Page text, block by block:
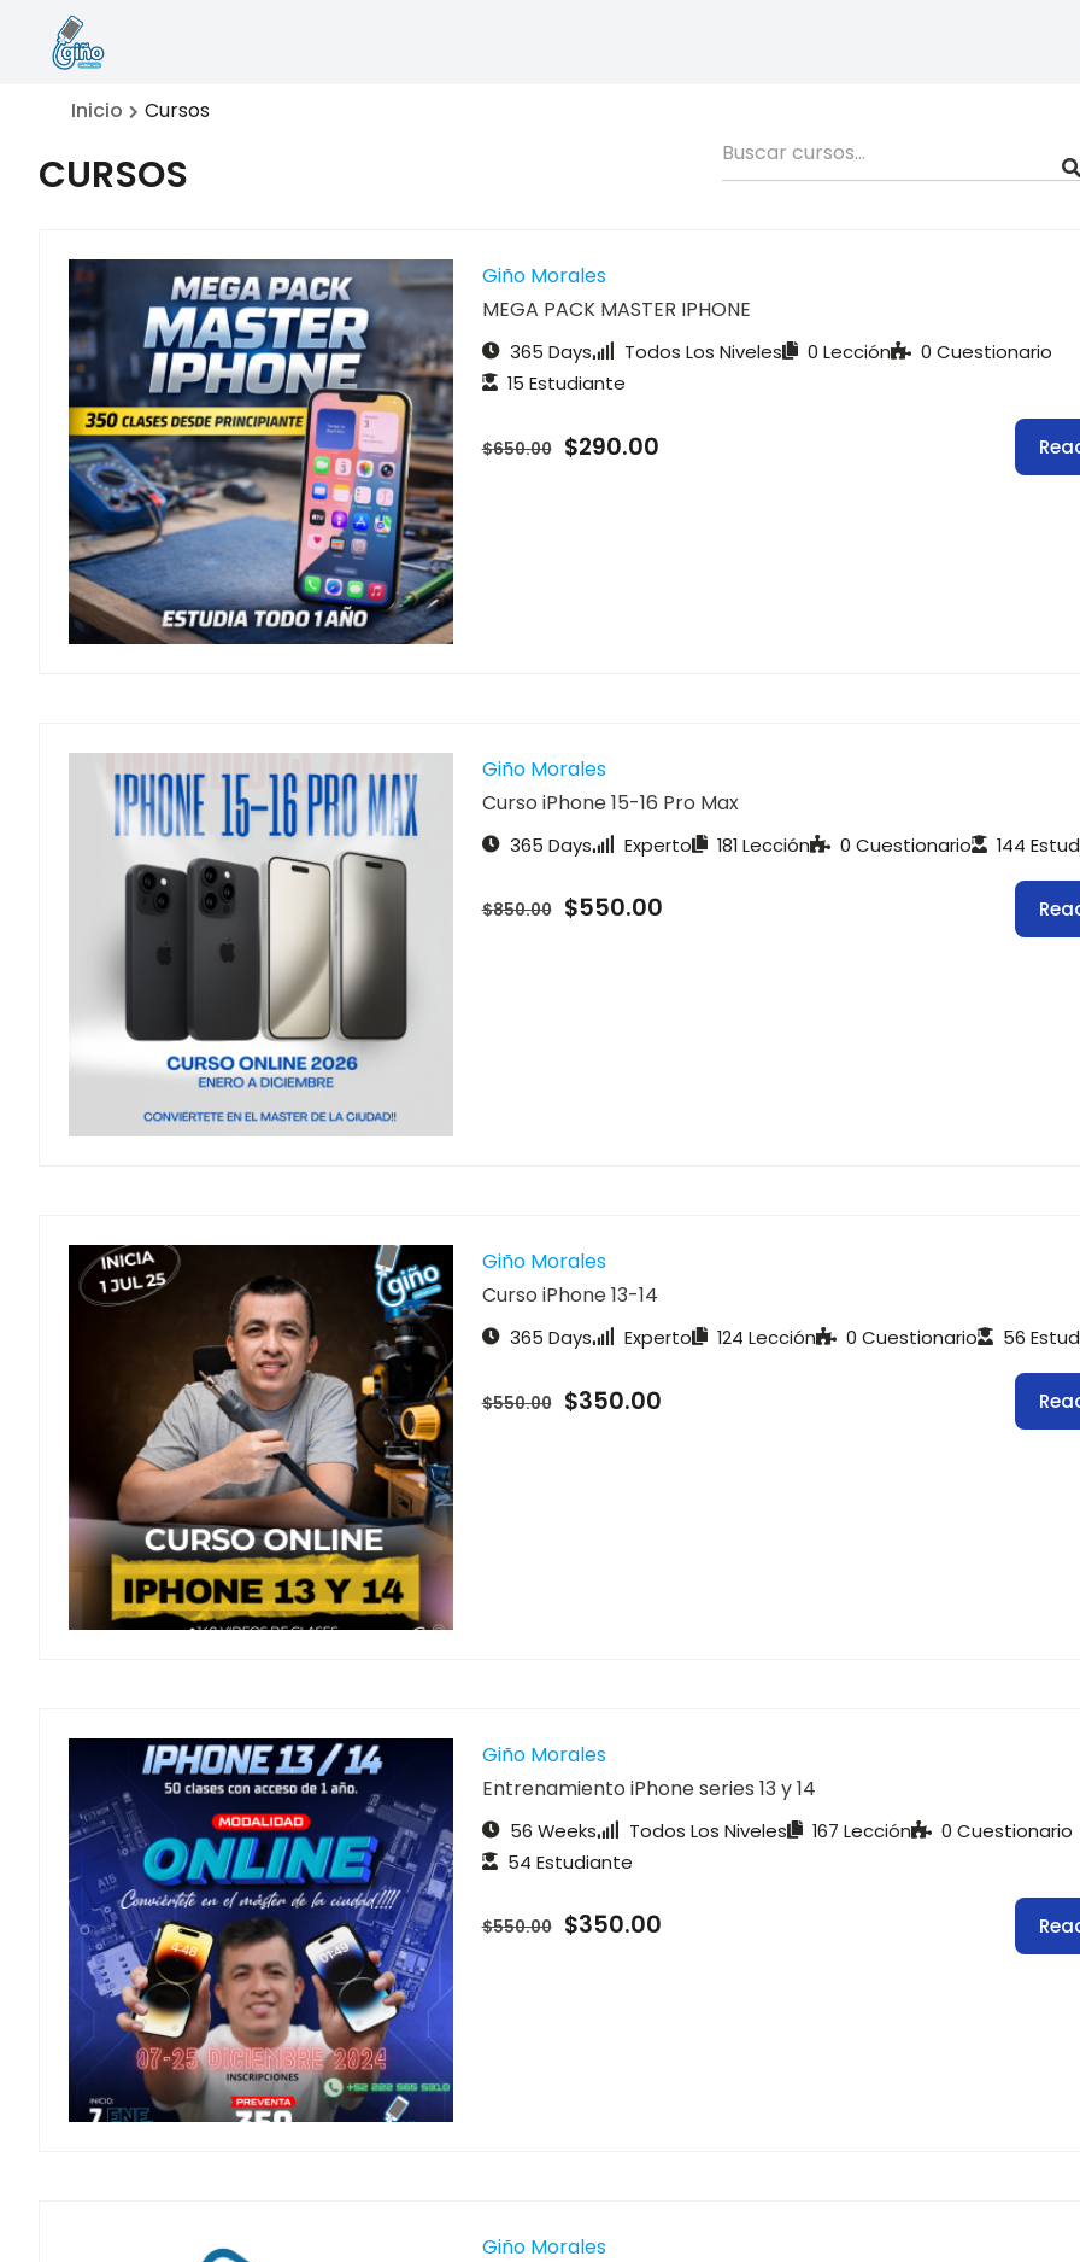
ONLINE
Inicio Cursos
CURSOS
Giño Morales
MEGA PACK MASTER IPHONE
365 Days Todos Los Niveles 0 Lección
0 Cuestionario
15 Estudiante
$650.00 $290.00
Giño Morales
Curso iPhone 15-16 Pro Max
365 Days Experto 181 Lección 0 Cuestionario 144
$850.00 $550.00
Giño Morales
Curso iPhone 13-14
365 Days Experto 124 Lección 0 Cuestionario 56
$550.00 $350.00
Giño Morales
Entrenamiento iPhone series 13 y 14
56 Weeks Todos Los Niveles 167 Lección
0 Cuestionario
54 Estudiante
$550.00 $350.00
Giño Morales